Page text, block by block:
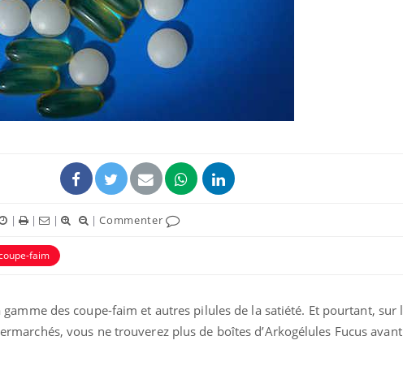
| | | |Commenter
faim
des coupe-faim et autres pilules de la satiété. Et pourtant, sur
vous ne trouverez plus de boîtes d’Arkogélules Fucus